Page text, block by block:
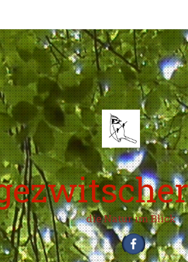
die Natur im Blick